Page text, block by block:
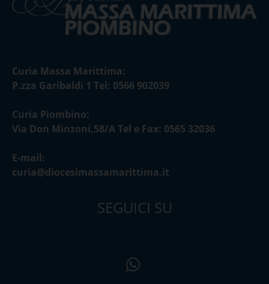
Curia Massa Marittima:
P.zza Garibaldi 1 Tel: 0566 902039
Curia Piombino:
Via Don Minzoni,58/A Tel e Fax: 0565 32036
E-mail:
curia@diocesimassamarittima.it
SEGUICI SU